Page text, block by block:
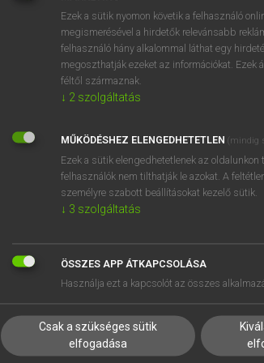
BELÉPÉS
EGYÉNI FELHASZNÁLÓKNAK
TANULÓKNAK
VÁLLALATI MEGOLDÁSOK
SÚGÓ
RÓLUNK
SÜTI
Ezek a sütik nyomon követik a felhasználó
megismerésével a hirdetők relevánsabb
felhasználó hány alkalommal láthat egy
megoszthatják ezeket az információkat.
féltől származnak.
↓ 2 szolgáltatás
MŰKÖDÉSHEZ ELENGEDHETETLEN (mindig
Ezek a sütik elengedhetetlenek az
felhasználók nem tilthatják le azokat. A
személyre szabott beállításokat kezelő sütik.
↓ 3 szolgáltatás
ÖSSZES APP ÁTKAPCSOLÁSA
Használja ezt a kapcsolót az összes
Csak a szükséges sütik
elfogadása